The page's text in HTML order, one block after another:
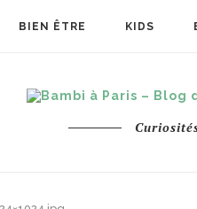
BIEN ÊTRE KIDS